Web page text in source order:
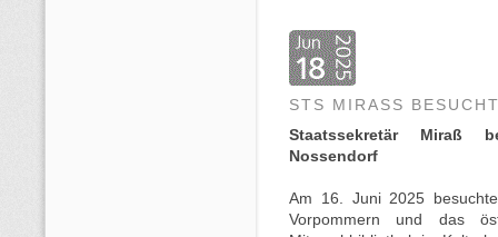
STS MIRASS
Staatssekretär Miraß
Nossendorf
Am 16. Juni 2025
Vorpommern und das